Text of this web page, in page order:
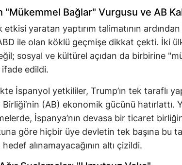
Bağlar" Vurgusu ve AB
etkisi yaratan yaptırım talimatının
ile olan köklü geçmişe dikkat çekti. İki
sosyal ve kültürel açıdan da birbirine
ifade edildi.
İspanyol yetkililer, Trump’ın tek taraflı
Birliği’nin (AB) ekonomik gücünü hatırlattı.
İspanya’nın devasa bir ticaret
göre hiçbir üye devletin tek başına bu
hedef alınamayacağının altı çizildi.